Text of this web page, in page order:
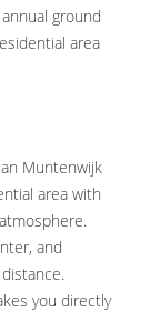
ground
area
Muntenwijk
area with
and
you directly